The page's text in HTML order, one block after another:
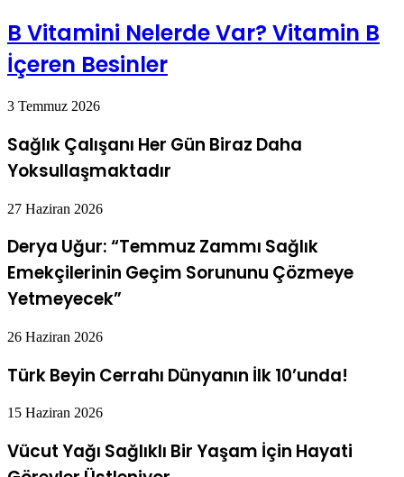
B Vitamini Nelerde Var? Vitamin B
İçeren Besinler
3 Temmuz 2026
Sağlık Çalışanı Her Gün Biraz Daha
Yoksullaşmaktadır
27 Haziran 2026
Derya Uğur: “Temmuz Zammı Sağlık
Emekçilerinin Geçim Sorununu Çözmeye
Yetmeyecek”
26 Haziran 2026
Türk Beyin Cerrahı Dünyanın İlk 10’unda!
15 Haziran 2026
Vücut Yağı Sağlıklı Bir Yaşam İçin Hayati